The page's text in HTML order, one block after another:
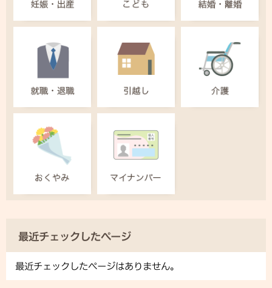
最近チェックしたページ
最近チェックしたページはありません。